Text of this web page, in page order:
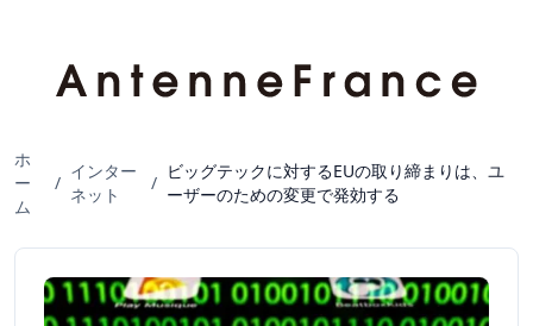
ホ
ー
ム
/
インター
ネット
/
ビッグテックに対するEUの取り締まりは、ユ
ーザーのための変更で発効する